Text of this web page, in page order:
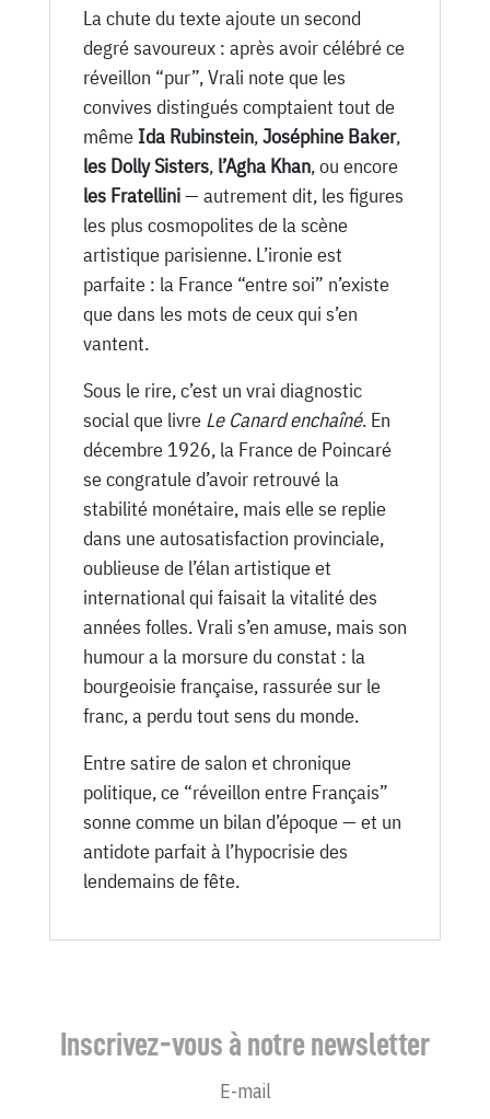
La chute du texte ajoute un second
degré savoureux : après avoir célébré ce
réveillon “pur”, Vrali note que les
convives distingués comptaient tout de
même Ida Rubinstein,Joséphine Baker,
les Dolly Sisters, l’Agha Khan, ou encore
les Fratellini— autrement dit, les figures
les plus cosmopolites de la scène
artistique parisienne. L’ironie est
parfaite : la France “entre soi” n’existe
que dans les mots de ceux qui s’en
vantent.
Sous le rire, c’est un vrai diagnostic
social que livre Le Canard enchaîné. En
décembre 1926, la France de Poincaré
se congratule d’avoir retrouvé la
stabilité monétaire, mais elle se replie
dans une autosatisfaction provinciale,
oublieuse de l’élan artistique et
international qui faisait la vitalité des
années folles. Vrali s’en amuse, mais son
humour a la morsure du constat : la
bourgeoisie française, rassurée sur le
franc, a perdu tout sens du monde.
Entre satire de salon et chronique
politique, ce “réveillon entre Français”
sonne comme un bilan d’époque — et un
antidote parfait à l’hypocrisie des
lendemains de fête.
Inscrivez-vous à notre newsletter